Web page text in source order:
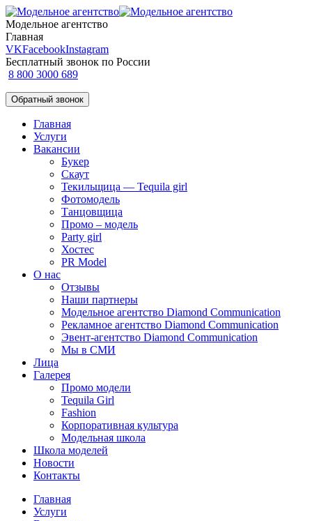
Модельное агентство
Главная
VKFacebookInstagram
Бесплатный звонок по России
8 800 3000 689
Обратный звонок
Главная
Услуги
Вакансии
Букер
Скаут
Текильщица — Tequila girl
Фотомодель
Танцовщица
Промо – модель
Party girl
Хостес
PR Model
О нас
Отзывы
Наши партнеры
Модельное агентство Diamond Communication
Рекламное агентство Diamond Communication
Эвент-агентство Diamond Communication
Мы в СМИ
Лица
Галерея
Промо модели
Tequila Girl
Fashion
Корпоративная культура
Модельная школа
Школа моделей
Новости
Контакты
Главная
Услуги